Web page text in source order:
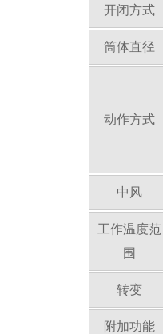
开闭方式
筒体直径
动作方式
中风
工作温度范
围
转变
附加功能